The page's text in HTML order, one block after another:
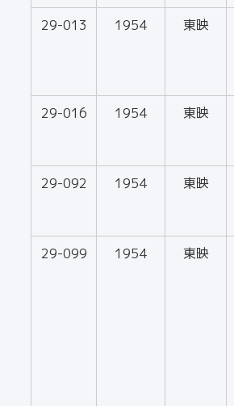
29-013 1954 東映
29-016 1954 東映
29-092 1954 東映
29-099 1954 東映